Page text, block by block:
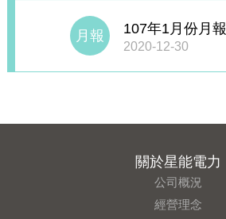
月報 107年1月份月報
2020-12-30
關於星能電力
公司概況
經營理念